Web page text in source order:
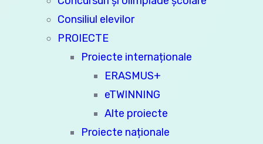
Consiliul elevilor
PROIECTE
Proiecte internaționale
ERASMUS+
eTWINNING
Alte proiecte
Proiecte naționale